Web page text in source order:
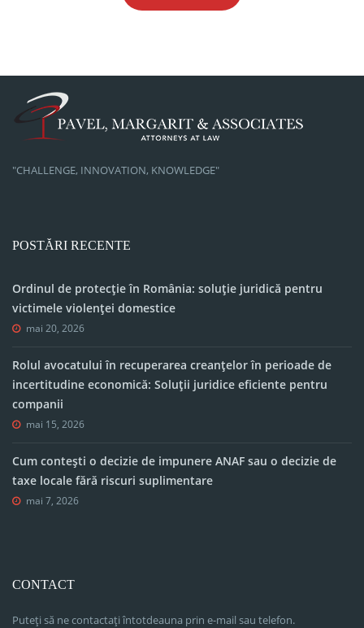
"CHALLENGE, INNOVATION, KNOWLEDGE"
POSTĂRI RECENTE
Ordinul de protecție în România: soluție juridică pentru
victimele violenței domestice
mai 20, 2026
Rolul avocatului în recuperarea creanțelor în perioade de
incertitudine economică: Soluții juridice eficiente pentru
companii
mai 15, 2026
Cum contești o decizie de impunere ANAF sau o decizie de
taxe locale fără riscuri suplimentare
mai 7, 2026
CONTACT
Puteți să ne contactați întotdeauna prin e-mail sau telefon.